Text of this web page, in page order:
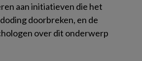
aan initiatieven die het
doorbreken, en de
over dit onderwerp